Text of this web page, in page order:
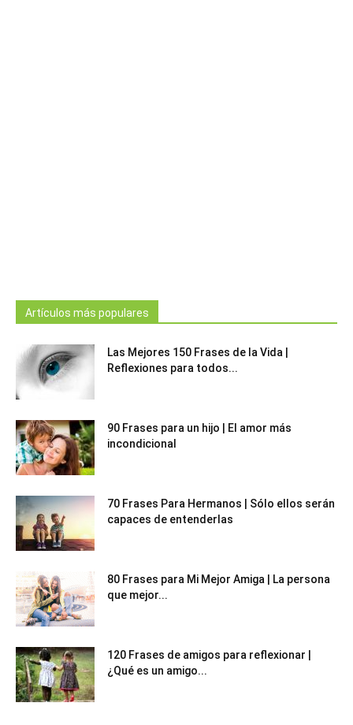
Artículos más populares
Las Mejores 150 Frases de la Vida |
Reflexiones para todos...
90 Frases para un hijo | El amor más
incondicional
70 Frases Para Hermanos | Sólo ellos serán
capaces de entenderlas
80 Frases para Mi Mejor Amiga | La persona
que mejor...
120 Frases de amigos para reflexionar |
¿Qué es un amigo...